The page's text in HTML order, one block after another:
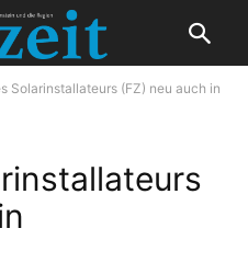
Solarinstallateurs (FZ) neu auch in